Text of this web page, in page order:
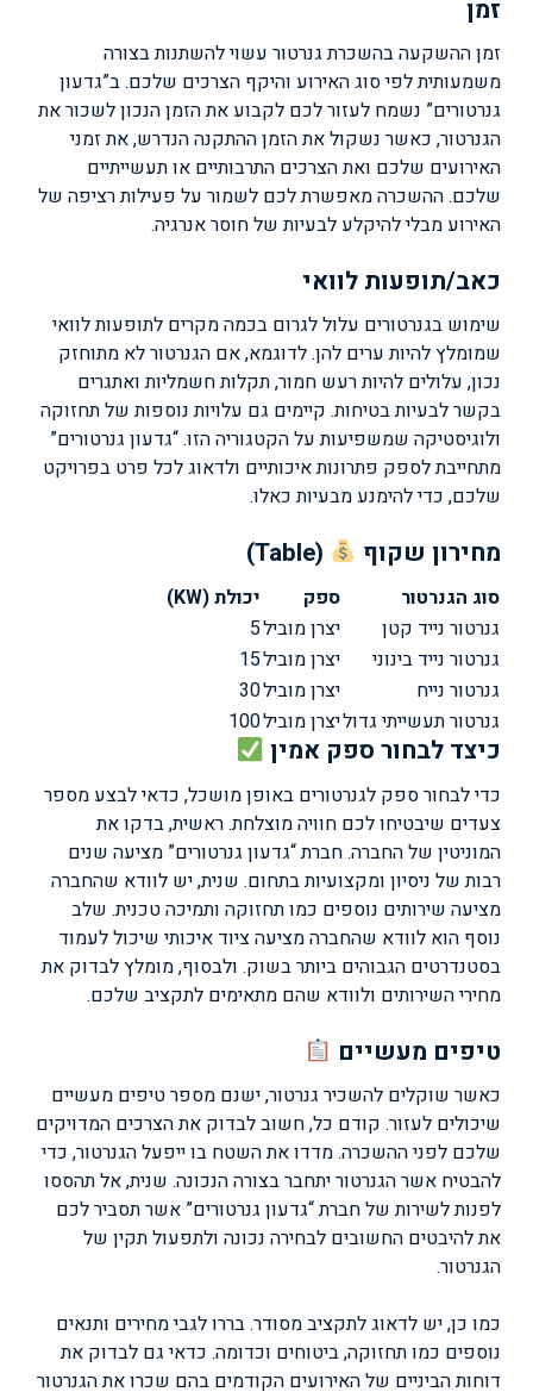
זמן
זמן ההשקעה בהשכרת גנרטור עשוי להשתנות בצורה
משמעותית לפי סוג האירוע והיקף הצרכים שלכם. ב”גדעון
גנרטורים” נשמח לעזור לכם לקבוע את הזמן הנכון לשכור את
הגנרטור, כאשר נשקול את הזמן ההתקנה הנדרש, את זמני
האירועים שלכם ואת הצרכים התרבותיים או תעשייתיים
שלכם. ההשכרה מאפשרת לכם לשמור על פעילות רציפה של
האירוע מבלי להיקלע לבעיות של חוסר אנרגיה.
כאב/תופעות לוואי
שימוש בגנרטורים עלול לגרום בכמה מקרים לתופעות לוואי
שמומלץ להיות ערים להן. לדוגמא, אם הגנרטור לא מתוחזק
נכון, עלולים להיות רעש חמור, תקלות חשמליות ואתגרים
בקשר לבעיות בטיחות. קיימים גם עלויות נוספות של תחזוקה
ולוגיסטיקה שמשפיעות על הקטגוריה הזו. “גדעון גנרטורים”
מתחייבת לספק פתרונות איכותיים ולדאוג לכל פרט בפרויקט
שלכם, כדי להימנע מבעיות כאלו.
מחירון שקוף (Table)
סוג הגנרטור ספק
יכולת (KW)
גנרטור נייד קטן
יצרן מוביל5
גנרטור נייד בינוני
יצרן מוביל15
גנרטור נייח
יצרן מוביל30
גנרטור תעשייתי גדוליצרן מוביל100
כיצד לבחור ספק אמין
כדי לבחור ספק לגנרטורים באופן מושכל, כדאי לבצע מספר
צעדים שיבטיחו לכם חוויה מוצלחת. ראשית, בדקו את
המוניטין של החברה. חברת “גדעון גנרטורים” מציעה שנים
רבות של ניסיון ומקצועיות בתחום. שנית, יש לוודא שהחברה
מציעה שירותים נוספים כמו תחזוקה ותמיכה טכנית. שלב
נוסף הוא לוודא שהחברה מציעה ציוד איכותי שיכול לעמוד
בסטנדרטים הגבוהים ביותר בשוק. ולבסוף, מומלץ לבדוק את
מחירי השירותים ולוודא שהם מתאימים לתקציב שלכם.
טיפים מעשיים
כאשר שוקלים להשכיר גנרטור, ישנם מספר טיפים מעשיים
שיכולים לעזור. קודם כל, חשוב לבדוק את הצרכים המדויקים
שלכם לפני ההשכרה. מדדו את השטח בו ייפעל הגנרטור, כדי
להבטיח אשר הגנרטור יתחבר בצורה הנכונה. שנית, אל תהססו
לפנות לשירות של חברת “גדעון גנרטורים” אשר תסביר לכם
את להיבטים החשובים לבחירה נכונה ולתפעול תקין של
הגנרטור.
כמו כן, יש לדאוג לתקציב מסודר. בררו לגבי מחירים ותנאים
נוספים כמו תחזוקה, ביטוחים וכדומה. כדאי גם לבדוק את
דוחות הביניים של האירועים הקודמים בהם שכרו את הגנרטור